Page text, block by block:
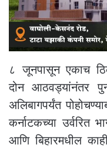
८ जूनपासून एकाच
दोन आठवड्यांनंतर
अलिबागपर्यंत
कर्नाटकच्या उर्वरित
आणि बिहारमधील